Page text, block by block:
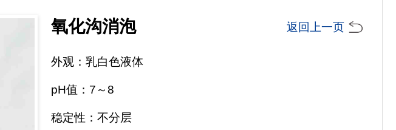
氧化沟消泡 返回上一页
外观：乳白色液体
pH值：7～8
稳定性：不分层